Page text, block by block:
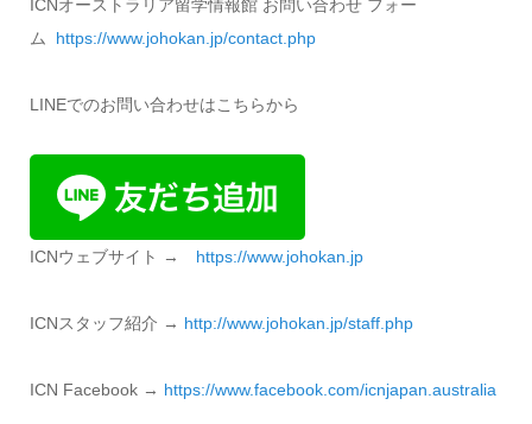
ICNオーストラリア留学情報館 お問い合わせ フォー
ム https://www.johokan.jp/contact.php
LINEでのお問い合わせはこちらから
ICNウェブサイト → https://www.johokan.jp
ICNスタッフ紹介 → http://www. johokan.jp/staff.php
ICN Facebook → https://www.facebook.com/icnjapan. australia